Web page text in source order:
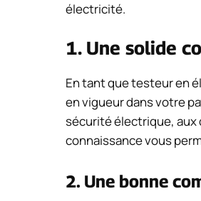
électricité.
1. Une solide
En tant que testeur en
en vigueur dans votre
sécurité électrique, aux
connaissance vous
2. Une bonne